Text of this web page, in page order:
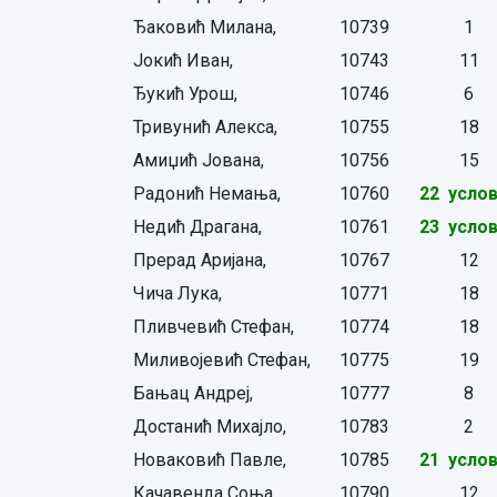
Ђаковић Милана,
10739
1
Јокић Иван,
10743
11
Ђукић Урош,
10746
6
Тривунић Алекса,
10755
18
Амиџић Јована,
10756
15
Радонић Немања,
10760
22
Недић Драгана,
10761
23
Прерад Аријана,
10767
12
Чича Лука,
10771
18
Пливчевић Стефан,
10774
18
Миливојевић Стефан,
10775
19
Бањац Андреј,
10777
8
Достанић Михајло,
10783
2
Новаковић Павле,
10785
21